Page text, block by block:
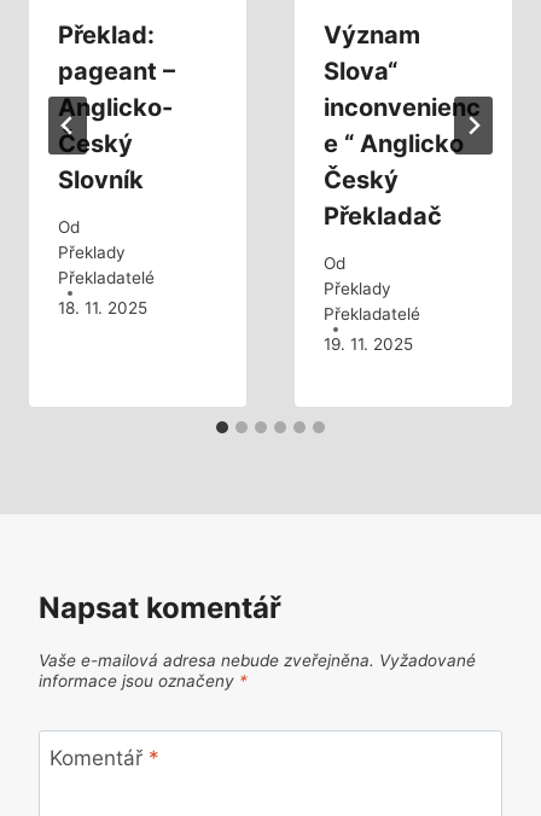
Překlad:
pageant –
Anglicko-
Český
Slovník
Od
Překlady
Překladatelé
18. 11. 2025
Význam
Slova“
inconvenienc
e “ Anglicko
Český
Překladač
Od
Překlady
Překladatelé
19. 11. 2025
Napsat komentář
Vaše e-mailová adresa nebude zveřejněna. Vyžadované
informace jsou označeny *
Komentář *